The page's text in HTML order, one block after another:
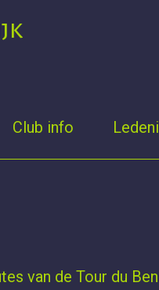
Club info
van de Tour du